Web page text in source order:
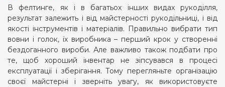
В фелтинге, як і в багатьох інших видах рукоділля,
результат залежить і від майстерності рукодільниці, і від
якості інструментів і матеріалів. Правильно вибрати тип
вовни і голок, їх виробника – перший крок у створенні
бездоганного вироби. Але важливо також подбати про
те, щоб хороший інвентар не зіпсувався в процесі
експлуатації і зберігання. Тому перегляньте організацію
своєї майстерні і зверніть увагу, як використовуєте